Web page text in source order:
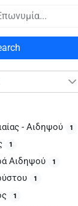
- Αιδηψού 1
1
Αιδηψού 1
1
1